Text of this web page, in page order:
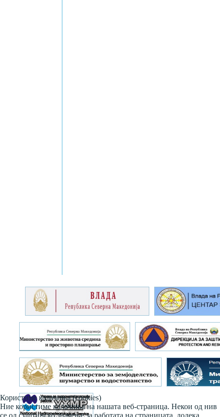
Користиме колачиња (cookies)
Ние користиме колачиња на нашата веб-страница. Некои од нив
се од суштинско значење за работата на страницата, додека